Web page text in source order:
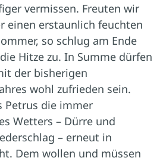
vermissen. Freuten wir
einen erstaunlich feuchten
so schlug am Ende
Hitze zu. In Summe dürfen
der bisherigen
wohl zufrieden sein.
Petrus die immer
Wetters – Dürre und
– erneut in
Dem wollen und müssen